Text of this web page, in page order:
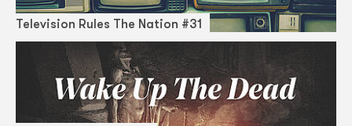
Television Rules The Nation #31